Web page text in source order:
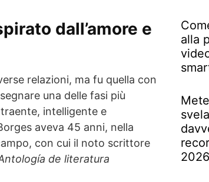
dall’amore e
relazioni, ma fu quella con
una delle fasi più
intelligente e
aveva 45 anni, nella
con cui il noto scrittore
de literatura
alla
2026